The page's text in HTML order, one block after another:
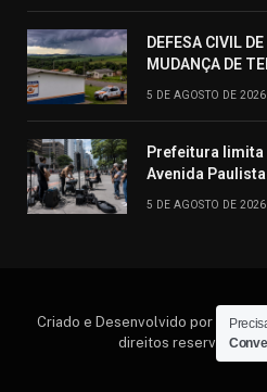
DEFESA CIVIL
MUDANÇA DE
5 DE AGOSTO DE 2026
Prefeitura limita
Avenida Paulista
5 DE AGOSTO DE 2026
Criado e Desenvolvido por
direitos reservados.